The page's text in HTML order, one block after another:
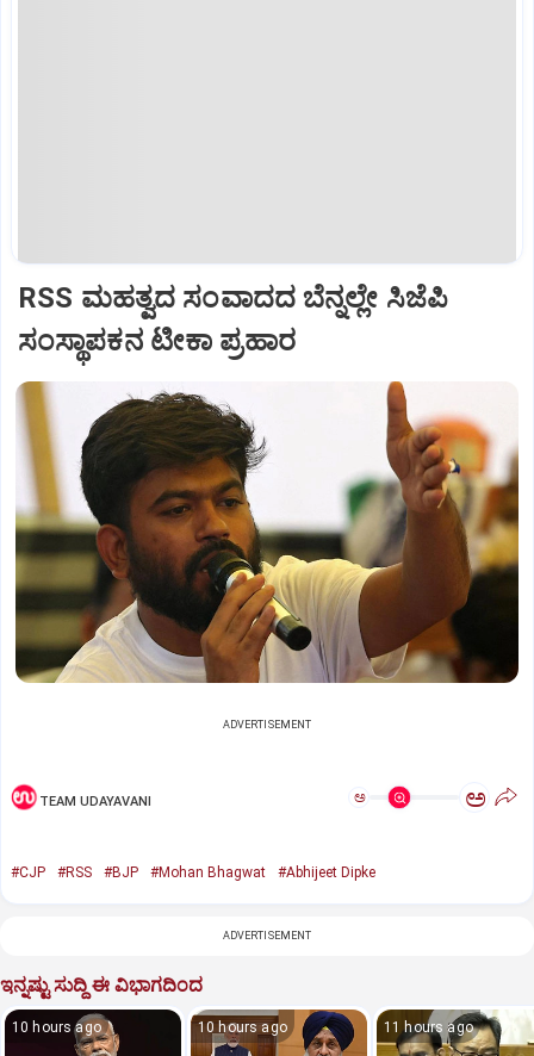
RSS ಮಹತ್ವದ ಸಂವಾದದ ಬೆನ್ನಲ್ಲೇ ಸಿಜೆಪಿ
ಸಂಸ್ಥಾಪಕನ ಟೀಕಾ ಪ್ರಹಾರ
ADVERTISEMENT
TEAM UDAYAVANI ಅ ಅ
#CJP #RSS #BJP #Mohan Bhagwat #Abhijeet Dipke
ADVERTISEMENT
ಇನ್ನಷ್ಟು ಸುದ್ದಿ ಈ ವಿಭಾಗದಿಂದ
10 hours ago 10 hours ago 11 hours ago